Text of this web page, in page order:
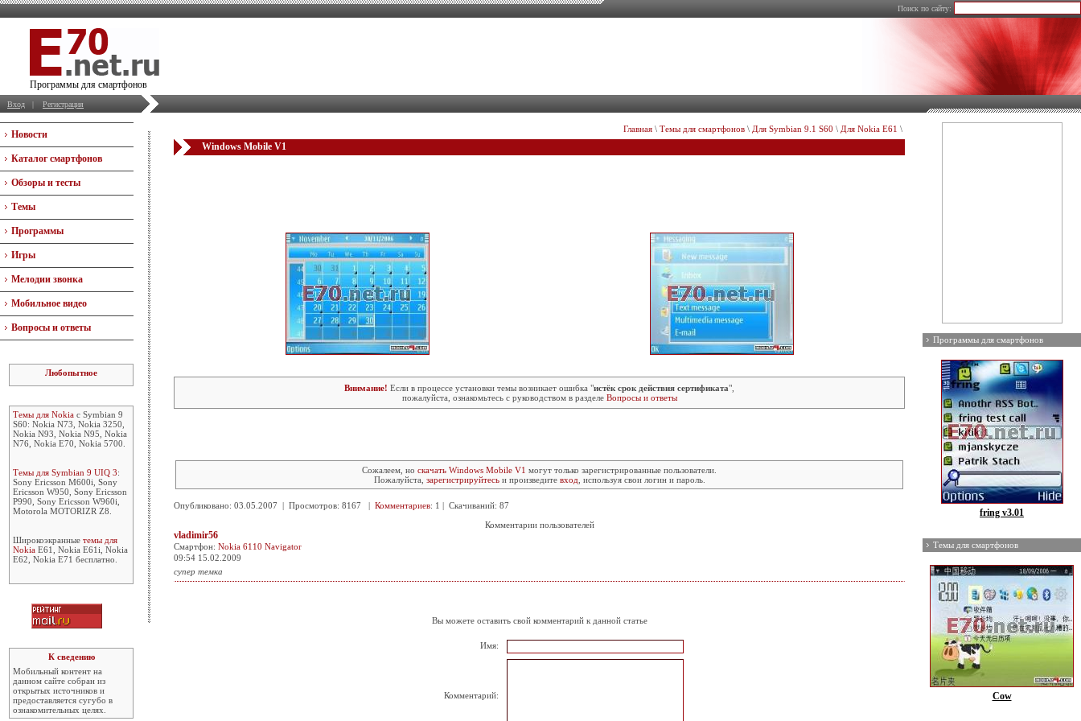
Поиск по сайту:
Программы для смартфонов
Вход | Регистрация
Новости
Каталог смартфонов
Обзоры и тесты
Темы
Программы
Игры
Мелодии звонка
Мобильное видео
Вопросы и ответы
Любопытное
Темы для Nokia с Symbian 9
S60: Nokia N73, Nokia 3250,
Nokia N93, Nokia N95, Nokia
N76, Nokia E70, Nokia 5700.
Темы для Symbian 9 UIQ 3:
Sony Ericsson M600i, Sony
Ericsson W950, Sony Ericsson
P990, Sony Ericsson W960i,
Motorola MOTORIZR Z8.
Широкоэкранные темы для
Nokia E61, Nokia E61i, Nokia
E62, Nokia E71 бесплатно.
К сведению
Мобильный контент на
данном сайте собран из
открытых источников и
предоставляется сугубо в
ознакомительных целях.
Главная \ Темы для смартфонов \ Для Symbian 9.1 S60 \ Для Nokia E61 \
Windows Mobile V1
Внимание! Если в процессе установки темы возникает ошибка "истёк срок действия сертификата",
пожалуйста, ознакомьтесь с руководством в разделе Вопросы и ответы
Сожалеем, но скачать Windows Mobile V1 могут только зарегистрированные пользователи.
Пожалуйста, зарегистрируйтесьи произведите вход , используя свои логин и пароль.
Опубликовано: 03.05.2007 | Просмотров: 8167 | Комментариев: 1 | Скачиваний: 87
Комментарии пользователей
vladimir56
Смартфон: Nokia 6110 Navigator
09:54 15.02.2009
супер темка
Вы можете оставить свой комментарий к данной статье
Имя:
Комментарий:
Программы для смартфонов
fring v3.01
Темы для смартфонов
Cow